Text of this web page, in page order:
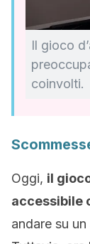
Il gioco
coinvolti.
Oggi, il
accessibile
andare su